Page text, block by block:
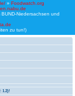
» Foodwatch.org
Niedersachsen und
zu tun!)
1.2)!